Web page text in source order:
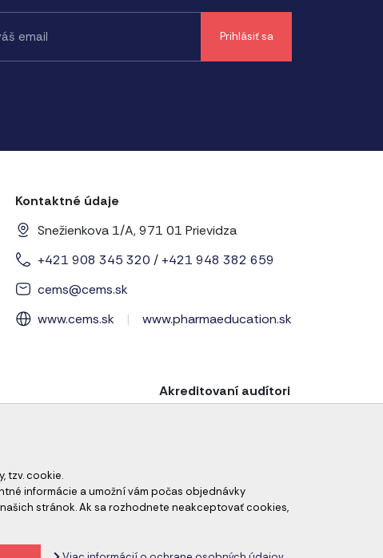
Kontaktné údaje
Snežienkova 1/A, 971 01 Prievidza
+421 908 345 320 / +421 948 382 659
cems@cems.sk
www.cems.sk
| www.pharmaeducation.sk
Akreditovaní audítori
tzv. cookie.
informácie a umožní vám počas objednávky
stránok. Ak sa rozhodnete neakceptovať cookies,